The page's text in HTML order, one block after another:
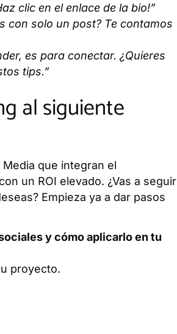
clic en el enlace de la bio!”
con solo un post? Te contamos
es para conectar. ¿Quieres
tips.”
al siguiente
que integran el
un ROI elevado. ¿Vas a seguir
Empieza ya a dar pasos
y cómo aplicarlo en tu
proyecto.